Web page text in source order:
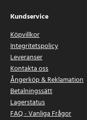
Kundservice
Köpvillkor
Integritetspolicy
Leveranser
Kontakta oss
Ångerköp & Reklamation
Betalningssätt
Lagerstatus
FAQ - Vanliga Frågor